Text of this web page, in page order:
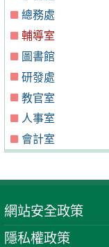
總務處
輔導室
圖書館
研發處
教官室
人事室
會計室
網站安全政策
隱私權政策